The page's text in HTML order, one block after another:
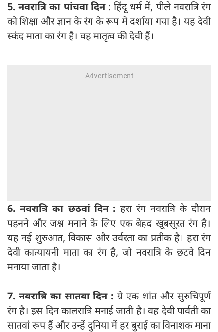
5. नवरात्रि का पांचवा दिन : हिंदू धर्म में, पीले नवरात्रि रंग
को शिक्षा और ज्ञान के रंग के रूप में दर्शाया गया है। यह देवी
स्कंद माता का रंग है। वह मातृत्व की देवी हैं।
6. नवरात्रि का छठवां दिन : हरा रंग नवरात्रि के दौरान
पहनने और जश्न मनाने के लिए एक बेहद खूबसूरत रंग है।
यह नई शुरुआत, विकास और उर्वरता का प्रतीक है। हरा रंग
देवी कात्यायनी माता का रंग है, जो नवरात्रि के छटवे दिन
मनाया जाता है।
7. नवरात्रि का सातवा दिन : ग्रे एक शांत और सुरुचिपूर्ण
रंग है। इस दिन कालरात्रि मनाई जाती है। वह देवी पार्वती का
सातवां रूप हैं और उन्हें दुनिया में हर बुराई का विनाशक माना